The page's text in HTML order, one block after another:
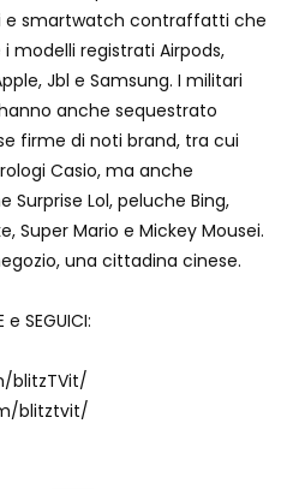
nelle nuove stazioni
Finanza nello studio
fake: blitz nella villa-
esplosivo in un
in cui viene fatto
e smartwatch contraffatti che
modelli registrati Airpods,
Jbl e Samsung. I militari
anche sequestrato
firme di noti brand, tra cui
Casio, ma anche
Lol, peluche Bing,
Super Mario e Mickey Mousei.
una cittadina cinese.
e SEGUICI:
blitzTVit/
blitztvit/